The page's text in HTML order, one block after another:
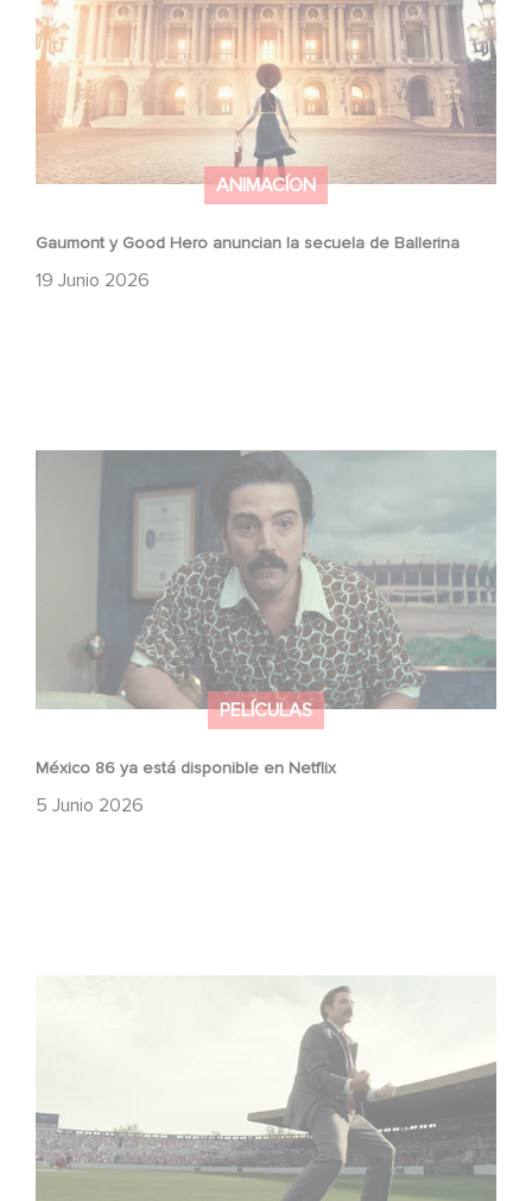
ANIMACÍON
Gaumont y Good Hero anuncian la secuela de Ballerina
19 Junio 2026
PELÍCULAS
México 86 ya está disponible en Netflix
5 Junio 2026
México 86 ya está disponible en Netflix
Mexico 86: descubre el tráiler de la nueva producción de